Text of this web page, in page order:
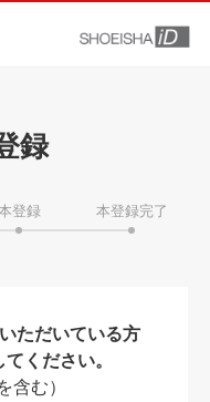
録
登録 本登録完了
ただいている方
てください。
含む）